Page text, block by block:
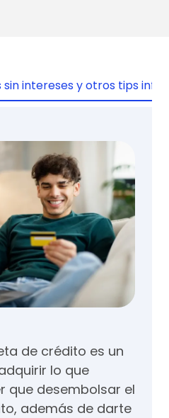
sin intereses y otros tips
de crédito es un
lo que
que desembolsar el
además de darte